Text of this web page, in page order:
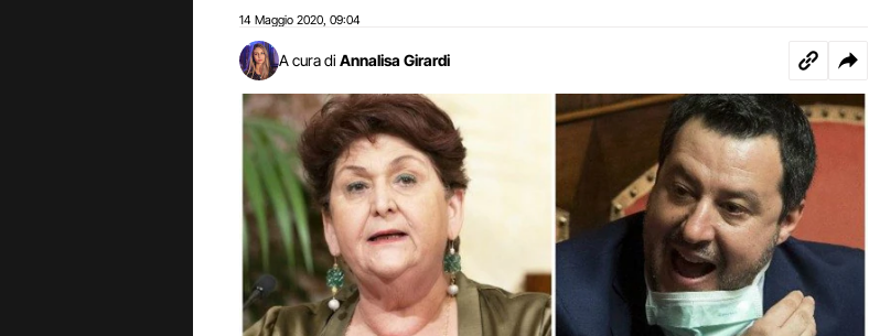
14 Maggio 2020 09:04
A cura di Annalisa Girardi